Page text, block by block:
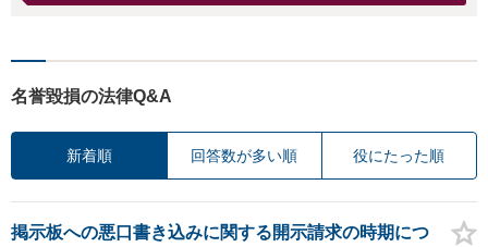
名誉毀損の法律Q&A
新着順 回答数が多い順 役にたった順
掲示板への悪口書き込みに関する開示請求の時期につ